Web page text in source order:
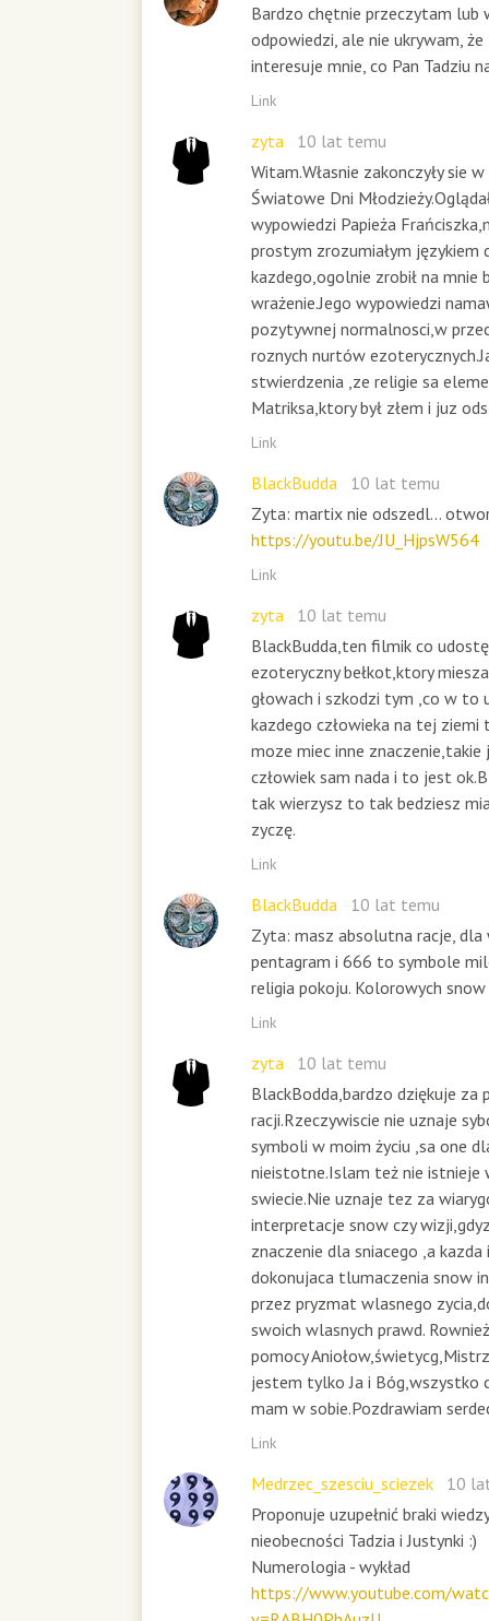
Bardzo chętnie przeczytam lub
odpowiedzi, ale nie ukrywam, że
interesuje mnie, co Pan Tadziu
Link
zyta
10 lat temu
Witam.Własnie zakonczyły sie
Światowe Dni
wypowiedzi Papieża
prostym zrozumiałym językiem
kazdego,ogolnie zrobił na mnie
wrażenie.Jego wypowiedzi
pozytywnej normalnosci,w
roznych nurtów
stwierdzenia ,ze religie sa
Matriksa,ktory był złem i juz
Link
BlackBudda
10 lat temu
Zyta: martix nie odszedl...
https://youtu.be/JU_HjpsW564
Link
zyta
10 lat temu
BlackBudda,ten filmik co
ezoteryczny bełkot,ktory
głowach i szkodzi tym ,co w to
kazdego człowieka na tej ziemi
moze miec inne znaczenie,takie
człowiek sam nada i to jest
tak wierzysz to tak bedziesz
zyczę.
Link
BlackBudda
10 lat temu
Zyta: masz absolutna racje, dla
pentagram i 666 to symbole
religia pokoju. Kolorowych snow
Link
zyta
10 lat temu
BlackBodda,bardzo dziękuje za
racji.Rzeczywiscie nie uznaje
symboli w moim życiu ,sa one
nieistotne.Islam też nie istnieje
swiecie.Nie uznaje tez za
interpretacje snow czy
znaczenie dla sniacego ,a kazda
dokonujaca tlumaczenia snow
przez pryzmat wlasnego
swoich wlasnych prawd.
pomocy
jestem tylko Ja i Bóg,wszystko
mam w sobie.Pozdrawiam
Link
Medrzec_szesciu_sciezek
10
Proponuje uzupełnić braki
nieobecności Tadzia i Justynki :)
Numerologia - wykład
https://www.youtube.com/